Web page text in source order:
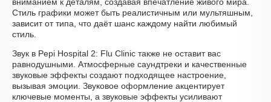
Стиль графики может быть реалистичным или мультяшным,
зависит от типа, что даёт шанс каждому найти любимый
стиль.
Звук в Pepi Hospital 2: Flu Clinic также не оставит вас
равнодушными. Атмосферные саундтреки и качественные
звуковые эффекты создают подходящее настроение,
вызывая эмоции. Звуковое оформление акцентирует
ключевые моменты, а звуковые эффекты усиливают